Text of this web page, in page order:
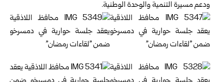
ودعم مسيرة التنمية والوحدة الوطنية.